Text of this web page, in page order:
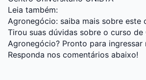
Leia também:
Agronegócio: saiba mais sobre este
Tirou suas dúvidas sobre o curso de
Agronegócio? Pronto para ingressar
Responda nos comentários abaixo!